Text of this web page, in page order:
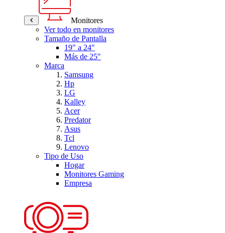
Monitores
Ver todo en monitores
Tamaño de Pantalla
19" a 24"
Más de 25"
Marca
Samsung
Hp
LG
Kalley
Acer
Predator
Asus
Tcl
Lenovo
Tipo de Uso
Hogar
Monitores Gaming
Empresa